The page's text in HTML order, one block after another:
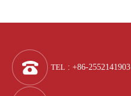
TEL : +86-2552141903